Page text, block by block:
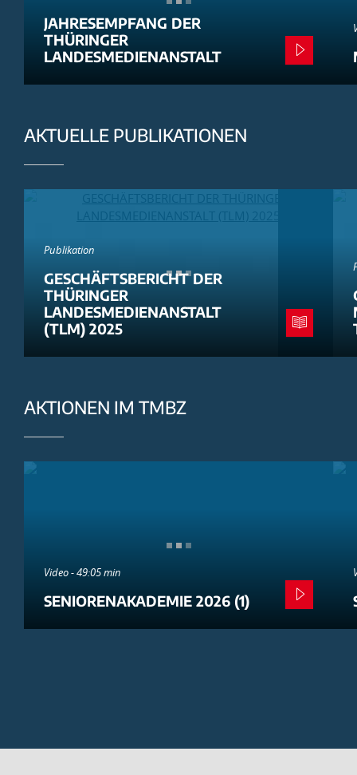
JAHRESEMPFANG DER
THÜRINGER
LANDESMEDIENANSTALT
AKTUELLE PUBLIKATIONEN
Publikation
GESCHÄFTSBERICHT DER
THÜRINGER
LANDESMEDIENANSTALT
(TLM) 2025
AKTIONEN IM TMBZ
Video - 49:05 min
SENIORENAKADEMIE 2026 (1)